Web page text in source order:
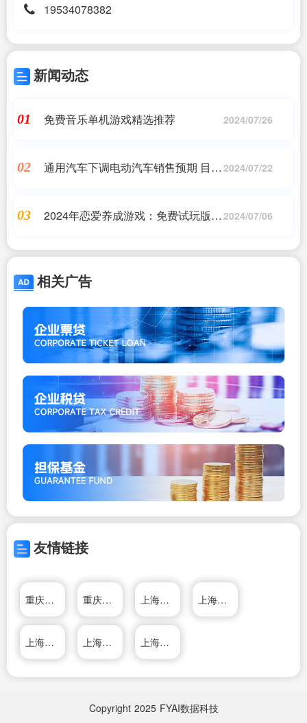
19534078382
新闻动态
01 免费音乐单机游戏精选推荐 2024/07/26
02
通用汽车下调电动汽车销售预期 目标 2024/07/22
03
2024年恋爱养成游戏：免费试玩版体 2024/07/06
相关广告
友情链接
重庆飞驶特人力资源管理有限公司 重庆飞驶特人力资源管理有限公司 上海从容投资管理有限公司 上海杰一阀门有限公司
上海力氏隔膜泵制造有限公司 上海杰一阀门有限公司 上海从容投资管理有限公司
Copyright 2025 FYAI数据科技